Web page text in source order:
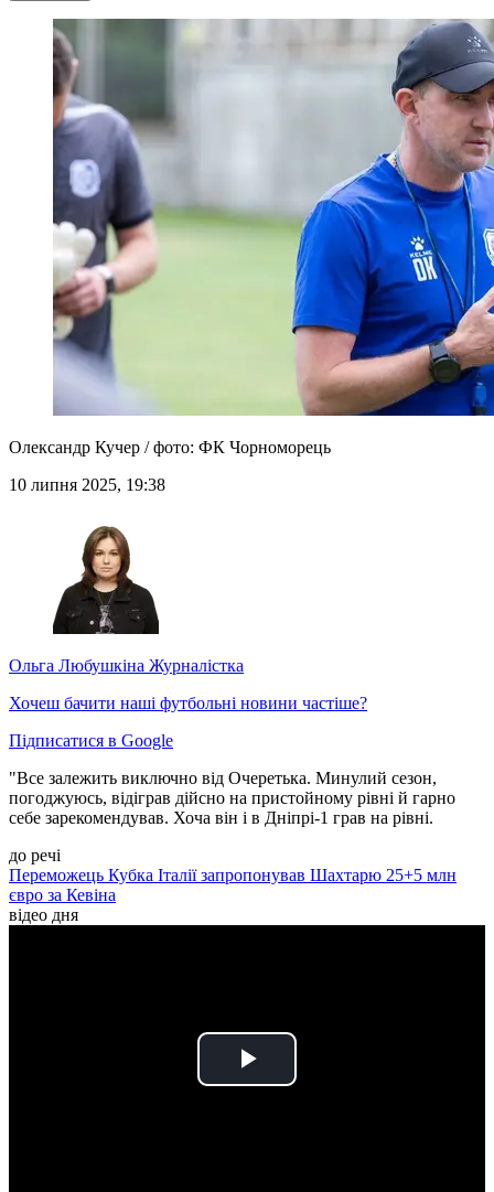
Олександр Кучер / фото: ФК Чорноморець
10 липня 2025, 19:38
Ольга Любушкіна Журналістка
Хочеш бачити наші футбольні новини частіше?
Підписатися в Google
"Все залежить виключно від Очеретька. Минулий сезон,
погоджуюсь, відіграв дійсно на пристойному рівні й гарно
себе зарекомендував. Хоча він і в Дніпрі-1 грав на рівні.
до речі
Переможець Кубка Італії запропонував Шахтарю 25+5 млн
євро за Кевіна
відео дня
Play